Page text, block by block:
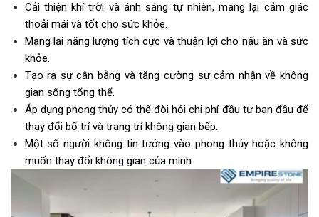
Cải thiện khí trời và ánh sáng tự nhiên, mang lại cảm giác
thoải mái và tốt cho sức khỏe.
Mang lại năng lượng tích cực và thuận lợi cho nấu ăn và sức
khỏe.
Tạo ra sự cân bằng và tăng cường sự cảm nhận về không
gian sống tổng thể.
Áp dụng phong thủy có thể đòi hỏi chi phí đầu tư ban đầu để
thay đổi bố trí và trang trí không gian bếp.
Một số người không tin tưởng vào phong thủy hoặc không
muốn thay đổi không gian của mình.